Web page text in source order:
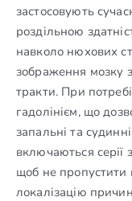
застосовують
роздільною
навколо нюхових
зображення мозку
тракти. При
гадолінієм, що
запальні та
включаються
щоб не пропустити
локалізацію